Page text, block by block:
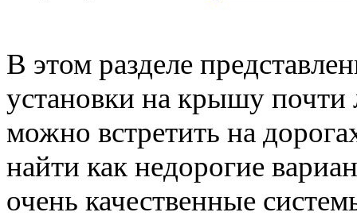
В этом разделе
установки на крышу
можно встретить на
найти как недорогие
очень качественные